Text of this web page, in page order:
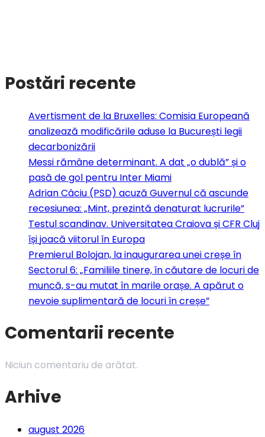
Postări recente
Avertisment de la Bruxelles: Comisia Europeană
analizează modificările aduse la București legii
decarbonizării
Messi rămâne determinant. A dat „o dublă” și o
pasă de gol pentru Inter Miami
Adrian Câciu (PSD) acuză Guvernul că ascunde
recesiunea: „Mint, prezintă denaturat lucrurile”
Testul scandinav. Universitatea Craiova și CFR Cluj
își joacă viitorul în Europa
Premierul Bolojan, la inaugurarea unei creșe în
Sectorul 6: „Familiile tinere, în căutare de locuri de
muncă, s-au mutat în marile orașe. A apărut o
nevoie suplimentară de locuri în creșe”
Comentarii recente
Niciun comentariu de arătat.
Arhive
august 2026